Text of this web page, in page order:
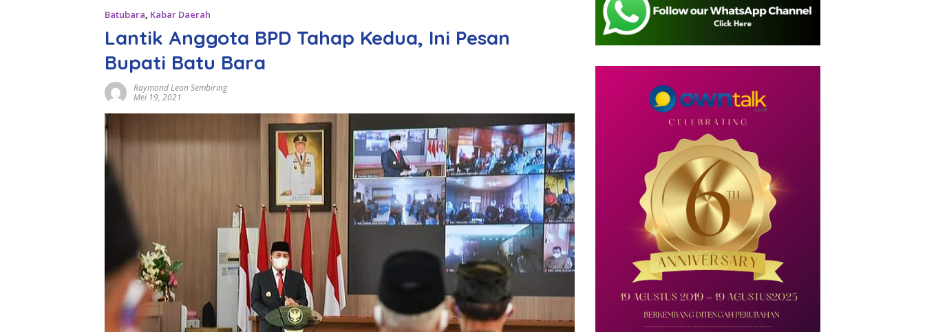
Batubara, Kabar Daerah
Lantik Anggota BPD Tahap Kedua, Ini Pesan
Bupati Batu Bara
Raymond Leon Sembiring
Mei 19, 2021